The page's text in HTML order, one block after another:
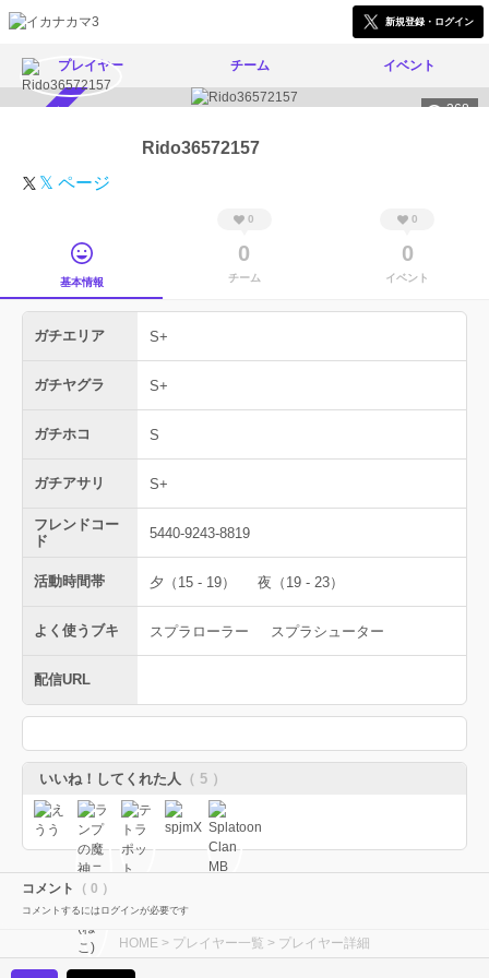
新規登録・ログイン
プレイヤー チーム イベント
368
Rido36572157
𝕏 ページ
基本情報
0
0
チーム
0
0
イベント
ガチエリア S+
ガチヤグラ S+
ガチホコ S
ガチアサリ S+
フレンドコー
ド
5440-9243-8819
活動時間帯 夕（15 - 19） 夜（19 - 23）
よく使うブキ スプラローラー スプラシューター
配信URL
いいね！してくれた人 （ 5 ）
コメント （ 0 ）
コメントするにはログインが必要です
HOME > プレイヤー一覧 > プレイヤー詳細